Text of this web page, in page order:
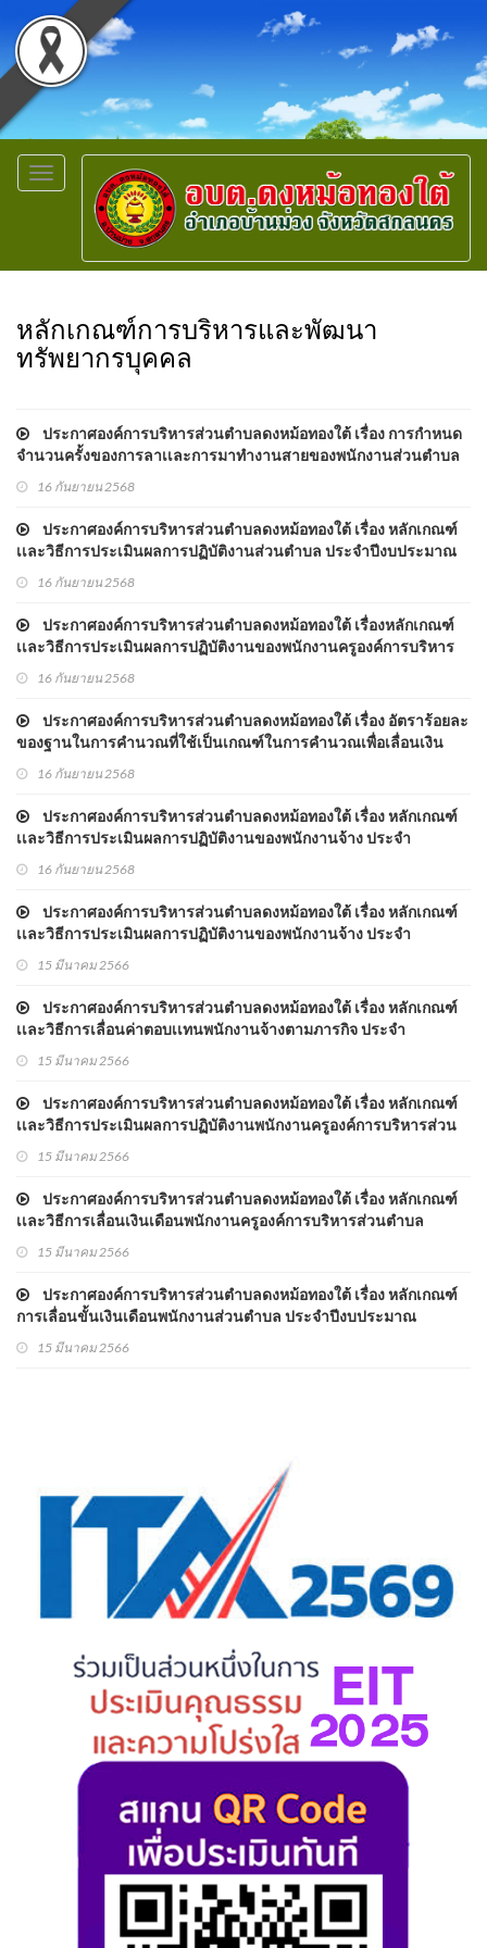
Toggle
navigation
หลักเกณฑ์การบริหารและพัฒนา
ทรัพยากรบุคคล
ประกาศองค์การบริหารส่วนตำบลดงหม้อทองใต้ เรื่อง การกำหนด
จำนวนครั้งของการลาเเละการมาทำงานสายของพนักงานส่วนตำบล
พนักงานครูองค์การบริหารส่วนตำบลเเละพนักงานจ้าง ประจำ
ปีงบประมาณ พ.ศ.2569
16 กันยายน 2568
ประกาศองค์การบริหารส่วนตำบลดงหม้อทองใต้ เรื่อง หลักเกณฑ์
เเละวิธีการประเมินผลการปฏิบัติงานส่วนตำบล ประจำปีงบประมาณ
พ.ศ.2569
16 กันยายน 2568
ประกาศองค์การบริหารส่วนตำบลดงหม้อทองใต้ เรื่องหลักเกณฑ์
เเละวิธีการประเมินผลการปฏิบัติงานของพนักงานครูองค์การบริหาร
ส่วนตำบล ประจำปีงบประมาณ พ.ศ.2569
16 กันยายน 2568
ประกาศองค์การบริหารส่วนตำบลดงหม้อทองใต้ เรื่อง อัตราร้อยละ
ของฐานในการคำนวณที่ใช้เป็นเกณฑ์ในการคำนวณเพื่อเลื่อนเงิน
เดือนพนักงานครูองค์การบริหารส่วนตำบล ประจำปีงบประมาณ
พ.ศ.2569
16 กันยายน 2568
ประกาศองค์การบริหารส่วนตำบลดงหม้อทองใต้ เรื่อง หลักเกณฑ์
เเละวิธีการประเมินผลการปฏิบัติงานของพนักงานจ้าง ประจำ
ปีงบประมาณ พ.ศ.2569
16 กันยายน 2568
ประกาศองค์การบริหารส่วนตำบลดงหม้อทองใต้ เรื่อง หลักเกณฑ์
เเละวิธีการประเมินผลการปฏิบัติงานของพนักงานจ้าง ประจำ
ปีงบประมาณ พ.ศ.2566
15 มีนาคม 2566
ประกาศองค์การบริหารส่วนตำบลดงหม้อทองใต้ เรื่อง หลักเกณฑ์
เเละวิธีการเลื่อนค่าตอบเเทนพนักงานจ้างตามภารกิจ ประจำ
ปีงบประมาณ พ.ศ.2566
15 มีนาคม 2566
ประกาศองค์การบริหารส่วนตำบลดงหม้อทองใต้ เรื่อง หลักเกณฑ์
เเละวิธีการประเมินผลการปฏิบัติงานพนักงานครูองค์การบริหารส่วน
ตำบล ประจำปีงบประมาณ พ.ศ.2566
15 มีนาคม 2566
ประกาศองค์การบริหารส่วนตำบลดงหม้อทองใต้ เรื่อง หลักเกณฑ์
เเละวิธีการเลื่อนเงินเดือนพนักงานครูองค์การบริหารส่วนตำบล
ประจำปีงบประมาณ พ.ศ.2566
15 มีนาคม 2566
ประกาศองค์การบริหารส่วนตำบลดงหม้อทองใต้ เรื่อง หลักเกณฑ์
การเลื่อนขั้นเงินเดือนพนักงานส่วนตำบล ประจำปีงบประมาณ
พ.ศ.2566
15 มีนาคม 2566